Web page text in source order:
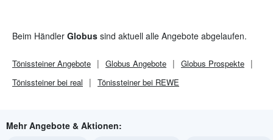
Beim Händler Globus sind aktuell alle Angebote abgelaufen.
TönissteinerAngebote Globus Angebote Globus Prospekte
Tönissteiner bei real
Tönissteiner bei REWE
Mehr Angebote & Aktionen: